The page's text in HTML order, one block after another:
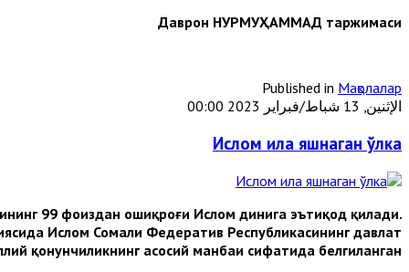
Даврон НУРМУҲАММАД таржимаси
Published in Мақолалар
الإثنين, 13 شباط/فبراير 2023 00:00
Ислом ила яшнаган ўлка
99 фоиздан ошиқроғи Ислом динига эътиқод қилади.
Ислом Сомали Федератив Республикасининг давлат
қонунчиликнинг асосий манбаи сифатида белгиланган.